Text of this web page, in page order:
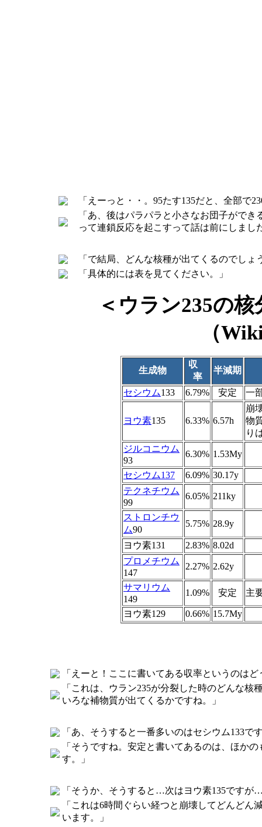
「えーっと・・。95たす135だと、全部
「あ、後はパラパラと小さなお団子がで
って連鎖反応を起こすって話は前にしまし
「で結局、どんな核種が出てくるのでしょ
「具体的には表を見てください。」
＜ウラン235の
（
生成物
収
率
半減期
セシウム133 6.79% 安定 一
ヨウ素135 6.33% 6.57h
崩
物
り
ジルコニウム
93
6.30% 1.53My
セシウム137 6.09% 30.17y
テクネチウム
99
6.05% 211ky
ストロンチウ
ム90
5.75% 28.9y
ヨウ素131 2.83% 8.02d
プロメチウム
147
2.27% 2.62y
サマリウム
149
1.09% 安定 主
ヨウ素129 0.66% 15.7My
「えーと！ここに書いてある収率というのは
「これは、ウラン235が分裂した時のどんな
いろな補物質が出てくるかですね。」
「あ、そうすると一番多いのはセシウム133
「そうですね。安定と書いてあるのは、ほか
す。」
「そうか、そうすると…次はヨウ素135ですが
「これは6時間ぐらい経つと崩壊してどんど
います。」